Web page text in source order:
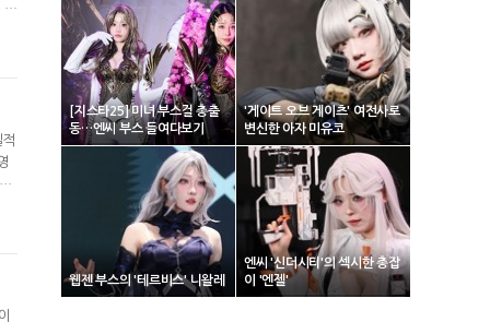
주
[지스타25] 미녀 부스걸 총출
동…엔씨 부스 들여다보기
'게이트 오브 게이츠' 여전사로
변신한 아자 미유코
웹젠 부스의 '테르비스' 니왈레
엔씨 '신더시티'의 섹시한 총잡
이 '엔젤'